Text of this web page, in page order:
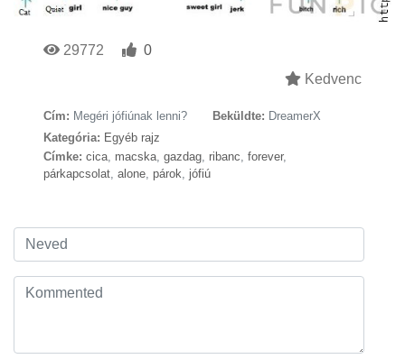
29772
0
Kedvenc
Cím: Megéri jófiúnak lenni? Beküldte: DreamerX
Kategória: Egyéb rajz
Címke: cica, macska, gazdag, ribanc, forever,
párkapcsolat, alone, párok, jófiú